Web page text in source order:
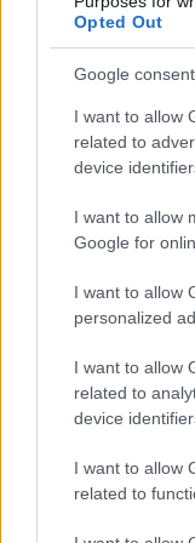
Opted Out
Google
I want to allow
related to
device
I want to allow
Google for
I want to allow
personalized
I want to allow
related to
device
I want to allow
related to
Ο άνθρωπος
εξολοθρεύσει